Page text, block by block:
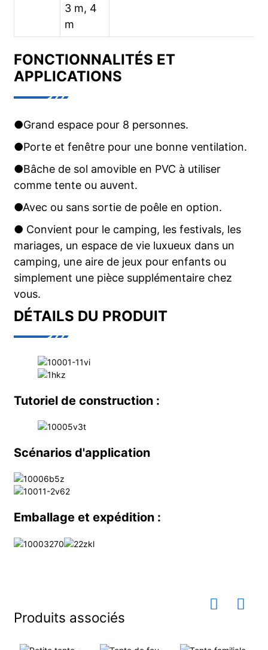
3 m, 4
m
FONCTIONNALITÉS ET
APPLICATIONS
●Grand espace pour 8 personnes.
●Porte et fenêtre pour une bonne ventilation.
●Bâche de sol amovible en PVC à utiliser
comme tente ou auvent.
●Avec ou sans sortie de poêle en option.
● Convient pour le camping, les festivals, les
mariages, un espace de vie luxueux dans un
camping, une aire de jeux pour enfants ou
simplement une pièce supplémentaire chez
vous.
DÉTAILS DU PRODUIT
Tutoriel de construction :
Scénarios d'application
Emballage et expédition :
Produits associés